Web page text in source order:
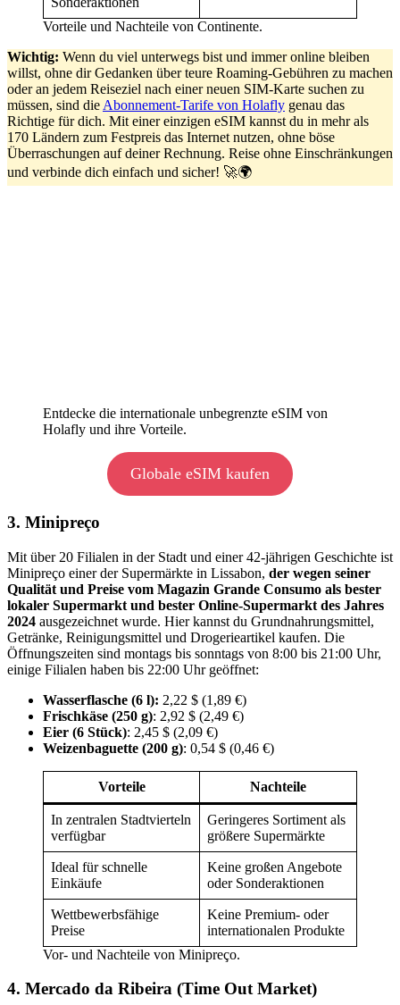
Vorteile und Nachteile von Continente.
Wichtig: Wenn du viel unterwegs bist und immer online bleiben
willst, ohne dir Gedanken über teure Roaming-Gebühren zu machen
oder an jedem Reiseziel nach einer neuen SIM-Karte suchen zu
müssen, sind die Abonnement-Tarife von Holafly genau das
Richtige für dich. Mit einer einzigen eSIM kannst du in mehr als
170 Ländern zum Festpreis das Internet nutzen, ohne böse
Überraschungen auf deiner Rechnung. Reise ohne Einschränkungen
und verbinde dich einfach und sicher! 🚀🌍
Entdecke die internationale unbegrenzte eSIM von
Holafly und ihre Vorteile.
Globale eSIM kaufen
3. Minipreço
Mit über 20 Filialen in der Stadt und einer 42-jährigen Geschichte ist
Minipreço einer der Supermärkte in Lissabon, der wegen seiner
Qualität und Preise vom Magazin Grande Consumo als bester
lokaler Supermarkt und bester Online-Supermarkt des Jahres
2024 ausgezeichnet wurde. Hier kannst du Grundnahrungsmittel,
Getränke, Reinigungsmittel und Drogerieartikel kaufen. Die
Öffnungszeiten sind montags bis sonntags von 8:00 bis 21:00 Uhr,
einige Filialen haben bis 22:00 Uhr geöffnet:
Wasserflasche (6 l): 2,22 $ (1,89 €)
Frischkäse (250 g): 2,92 $ (2,49 €)
Eier (6 Stück): 2,45 $ (2,09 €)
Weizenbaguette (200 g): 0,54 $ (0,46 €)
Vorteile Nachteile
In zentralen Stadtvierteln
verfügbar
Geringeres Sortiment als
größere Supermärkte
Ideal für schnelle
Einkäufe
Keine großen Angebote
oder Sonderaktionen
Wettbewerbsfähige
Preise
Keine Premium- oder
internationalen Produkte
Vor- und Nachteile von Minipreço.
4. Mercado da Ribeira (Time Out Market)